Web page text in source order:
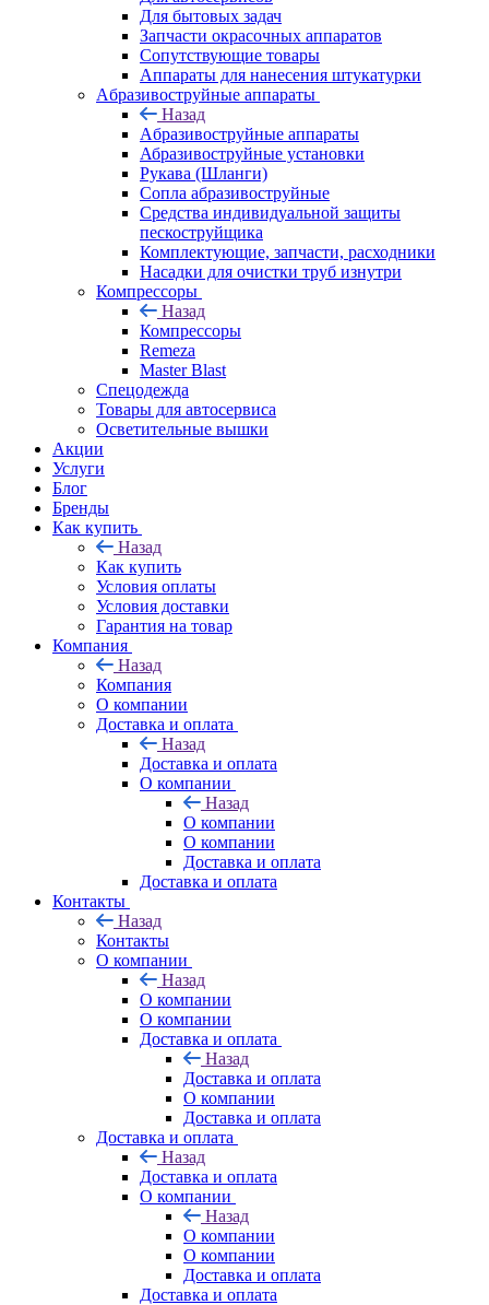
Для бытовых задач
Запчасти окрасочных аппаратов
Сопутствующие товары
Аппараты для нанесения штукатурки
Aбразивоструйные аппараты
Назад
Aбразивоструйные аппараты
Абразивоструйные установки
Рукава (Шланги)
Сопла абразивоструйные
Средства индивидуальной защиты
пескоструйщика
Комплектующие, запчасти, расходники
Насадки для очистки труб изнутри
Компрессоры
Назад
Компрессоры
Remeza
Master Blast
Спецодежда
Товары для автосервиса
Осветительные вышки
Акции
Услуги
Блог
Бренды
Как купить
Назад
Как купить
Условия оплаты
Условия доставки
Гарантия на товар
Компания
Назад
Компания
О компании
Доставка и оплата
Назад
Доставка и оплата
О компании
Назад
О компании
О компании
Доставка и оплата
Доставка и оплата
Контакты
Назад
Контакты
О компании
Назад
О компании
О компании
Доставка и оплата
Назад
Доставка и оплата
О компании
Доставка и оплата
Доставка и оплата
Назад
Доставка и оплата
О компании
Назад
О компании
О компании
Доставка и оплата
Доставка и оплата